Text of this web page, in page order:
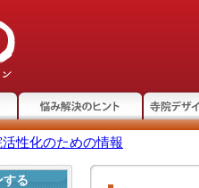
悩み解決のヒント
寺院デザ
性化のための情報
する